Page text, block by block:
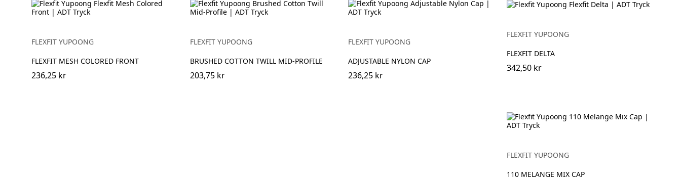
FLEXFIT YUPOONG
FLEXFIT MESH COLORED FRONT
236,25 kr
FLEXFIT YUPOONG
BRUSHED COTTON TWILL MID-PROFILE
203,75 kr
FLEXFIT YUPOONG
ADJUSTABLE NYLON CAP
236,25 kr
FLEXFIT YUPOONG
FLEXFIT DELTA
342,50 kr
FLEXFIT YUPOONG
110 MELANGE MIX CAP